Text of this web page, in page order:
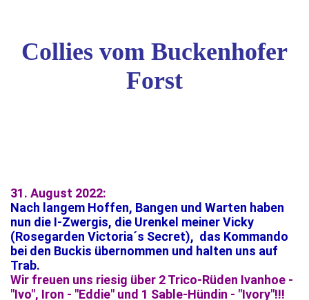
Collies vom Buckenhofer
Forst
31. August 2022:
Nach langem Hoffen, Bangen und Warten haben
nun die I-Zwergis, die Urenkel meiner Vicky
(Rosegarden Victoria´s Secret), das Kommando
bei den Buckis übernommen und halten uns auf
Trab.
Wir freuen uns riesig über 2 Trico-Rüden Ivanhoe -
"Ivo", Iron - "Eddie" und 1 Sable-Hündin - "Ivory"!!!